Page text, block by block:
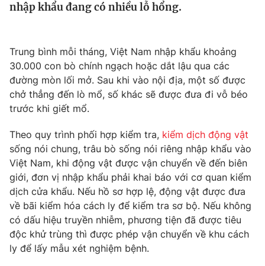
Thế giới đó đây
Câu chuyện quốc tế
Kinh tế
Tài chính
Thị trường
Dữ liệu và đời sống
Phim VTV
Hậu trường
Nhân vật
Khán giả
Giải sao mai
Giải trí
Điện ảnh
Âm nhạc
Sao
Đời sống
Du lịch
Làm đẹp
Giáo dục
Tuyển sinh
nhập khẩu đang có nhiều lỗ hổng.
Trung bình mỗi tháng, Việt Nam nhập khẩu khoảng
30.000 con bò chính ngạch hoặc dắt lậu qua các
đường mòn lối mở. Sau khi vào nội địa, một số được
chở thẳng đến lò mổ, số khác sẽ được đưa đi vỗ béo
trước khi giết mổ.
Theo quy trình phối hợp kiểm tra, kiểm dịch động vật
sống nói chung, trâu bò sống nói riêng nhập khẩu vào
Việt Nam, khi động vật được vận chuyển về đến biên
giới, đơn vị nhập khẩu phải khai báo với cơ quan kiểm
dịch cửa khẩu. Nếu hồ sơ hợp lệ, động vật được đưa
về bãi kiểm hóa cách ly để kiểm tra sơ bộ. Nếu không
có dấu hiệu truyền nhiễm, phương tiện đã được tiêu
độc khử trùng thì được phép vận chuyển về khu cách
ly để lấy mẫu xét nghiệm bệnh.